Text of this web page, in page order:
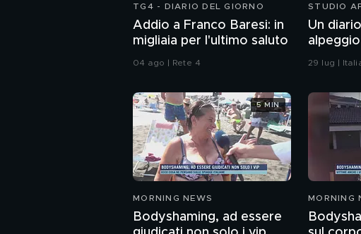
TG4 - DIARIO DEL GIORNO
Addio a Franco Baresi: in
migliaia per l'ultimo saluto
04 ago | Rete 4
STUDIO
Un
alpeggio
29 lug | Italia
MORNING NEWS
Bodyshaming, ad essere
5 MIN
MORNING